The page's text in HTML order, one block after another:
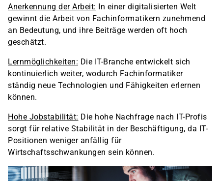
Anerkennung der Arbeit: In einer digitalisierten Welt
gewinnt die Arbeit von Fachinformatikern zunehmend
an Bedeutung, und ihre Beiträge werden oft hoch
geschätzt.
Lernmöglichkeiten: Die IT-Branche entwickelt sich
kontinuierlich weiter, wodurch Fachinformatiker
ständig neue Technologien und Fähigkeiten erlernen
können.
Hohe Jobstabilität: Die hohe Nachfrage nach IT-Profis
sorgt für relative Stabilität in der Beschäftigung, da IT-
Positionen weniger anfällig für
Wirtschaftsschwankungen sein können.